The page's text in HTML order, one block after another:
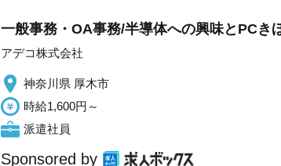
一般事務・OA事務/半導体への興味とPCき
アデコ株式会社
神奈川県 厚木市
時給1,600円～
派遣社員
Sponsored by